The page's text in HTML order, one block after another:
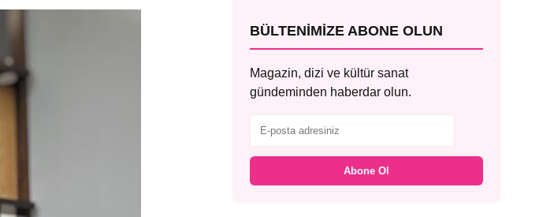
BÜLTENIMIZE ABONE OLUN
Magazin, dizi ve kültür sanat
gündeminden haberdar olun.
Abone Ol